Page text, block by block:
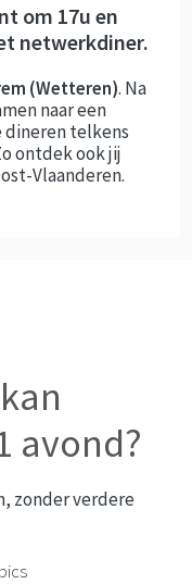
om 17u en
netwerkdiner.
(Wetteren). Na
naar een
telkens
ontdek ook jij
Vlaanderen.
avond?
zonder verdere